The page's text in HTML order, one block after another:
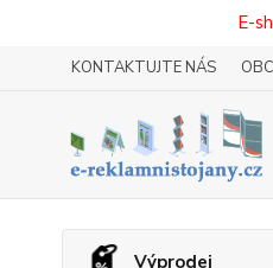
E-
KONTAKTUJTE NÁS
Výprodej